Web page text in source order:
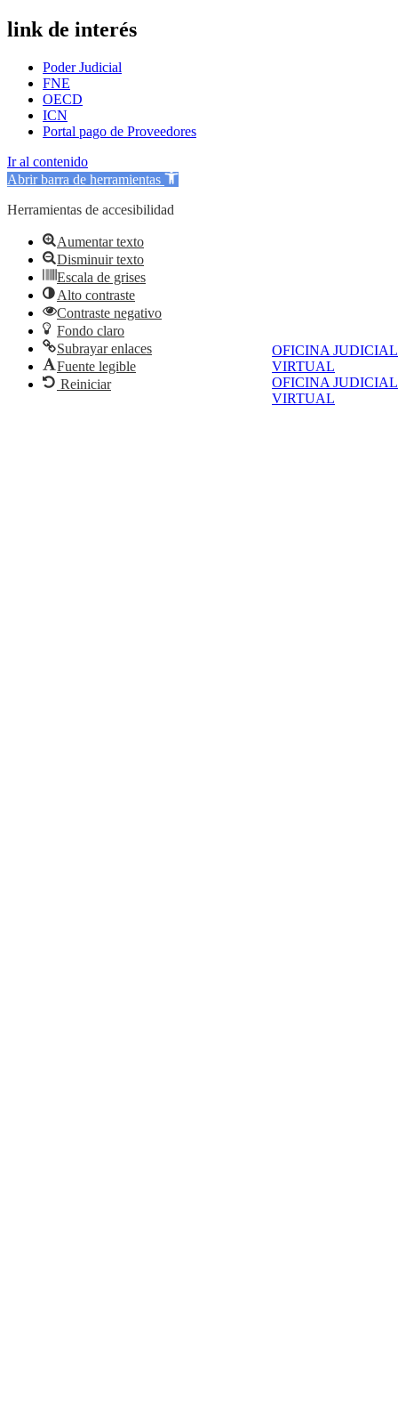
OFICINA JUDICIAL
VIRTUAL
OFICINA JUDICIAL
VIRTUAL
link de interés
Poder Judicial
FNE
OECD
ICN
Portal pago de Proveedores
Ir al contenido
Abrir barra de herramientas
Herramientas de accesibilidad
Aumentar texto
Disminuir texto
Escala de grises
Alto contraste
Contraste negativo
Fondo claro
Subrayar enlaces
Fuente legible
Reiniciar